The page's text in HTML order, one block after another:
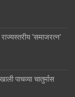
‘समाजरत्न’
पाचव्या चातुर्मास